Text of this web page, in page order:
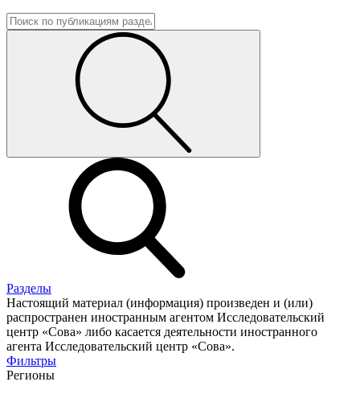
Разделы
Настоящий материал (информация) произведен и (или)
распространен иностранным агентом Исследовательский
центр «Сова» либо касается деятельности иностранного
агента Исследовательский центр «Сова».
Фильтры
Регионы